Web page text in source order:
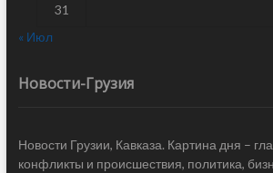
31
« Июл
Новости-Грузия
Новости Грузии, Кавказа. Картина дня –
конфликты и происшествия, политика,